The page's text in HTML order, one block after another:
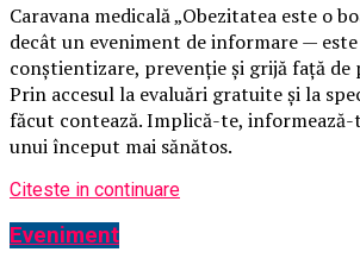
Caravana medicală „Obezitatea este o
decât un eveniment de informare —
conștientizare, prevenție și grijă față de
Prin accesul la evaluări gratuite și la
făcut contează. Implică-te, informează-
unui început mai sănătos.
Citeste in continuare
Eveniment